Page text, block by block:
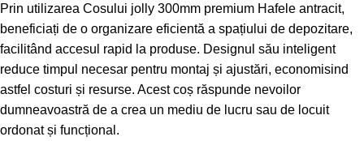
Prin utilizarea Cosului jolly 300mm premium Hafele antracit,
beneficiați de o organizare eficientă a spațiului de depozitare,
facilitând accesul rapid la produse. Designul său inteligent
reduce timpul necesar pentru montaj și ajustări, economisind
astfel costuri și resurse. Acest coș răspunde nevoilor
dumneavoastră de a crea un mediu de lucru sau de locuit
ordonat și funcțional.